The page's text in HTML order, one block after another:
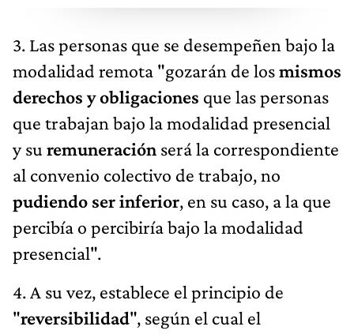
3. Las personas que se desempeñen bajo la
modalidad remota "gozarán de losmismos
derechos y obligaciones que las personas
que trabajan bajo la modalidad presencial
y su remuneración será la correspondiente
al convenio colectivo de trabajo, no
pudiendo ser inferior, en su caso, a la que
percibía o percibiría bajo la modalidad
presencial".
4. A su vez, establece el principio de
"reversibilidad", según el cual el